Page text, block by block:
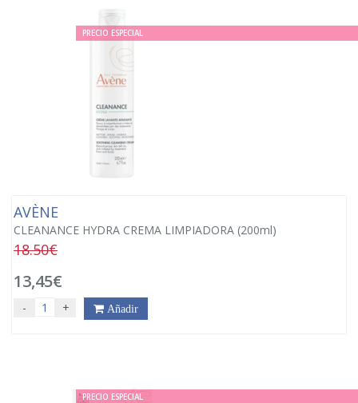
PRECIO ESPECIAL
AVÈNE
CLEANANCE HYDRA CREMA LIMPIADORA (200ml)
18.50€
13,45€
- + Añadir
PRECIO ESPECIAL